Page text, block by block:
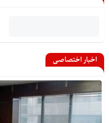
اخبار اختصاصی